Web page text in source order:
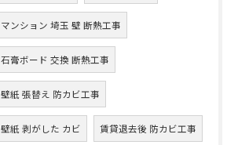
マンション 埼玉 壁 断熱工事
石膏ボード 交換 断熱工事
壁紙 張替え 防カビ工事
壁紙 剥がした カビ 賃貸退去後 防カビ工事